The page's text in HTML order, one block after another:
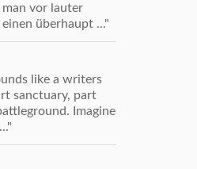
vor lauter
einen überhaupt ..."
like a writers
sanctuary, part
Imagine